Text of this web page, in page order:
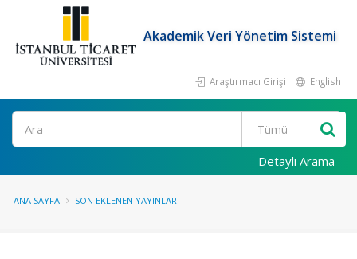
Akademik Veri Yönetim Sistemi
Araştırmacı Girişi English
Ara
Detaylı Arama
ANA SAYFA SON EKLENEN YAYINLAR